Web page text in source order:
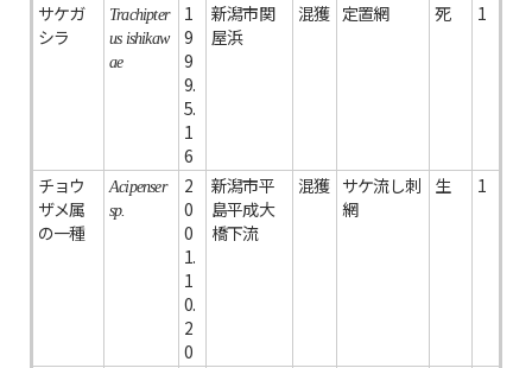
サケガ
シラ
Trachipter
us ishikaw
ae
1
9
9
9.
5.
1
6
新潟市関
屋浜
混獲 定置網 死 1
チョウ
ザメ属
の一種
Acipenser
sp.
2
0
0
1.
1
0.
2
0
新潟市平
島平成大
橋下流
混獲 サケ流し刺
網
生 1